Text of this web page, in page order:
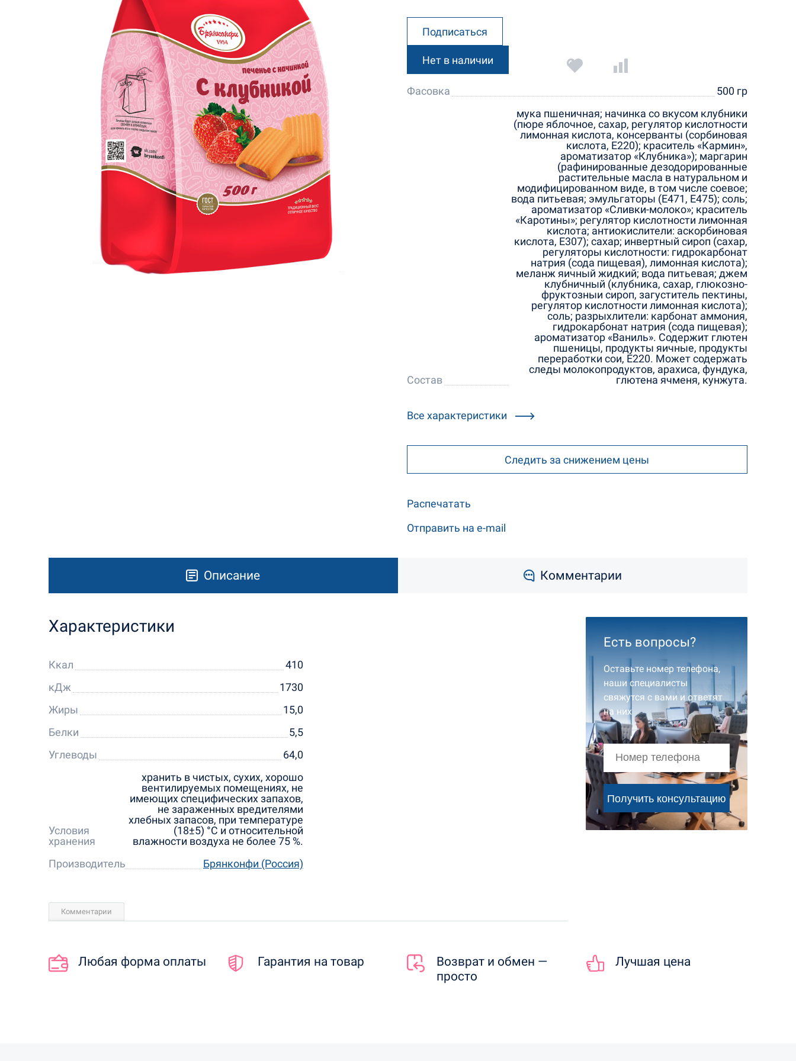
Подписаться
Нет в наличии
Фасовка 500 гр
Состав
мука пшеничная; начинка со вкусом клубники
(пюре яблочное, сахар, регулятор кислотности
лимонная кислота, консерванты (сорбиновая
кислота, Е220); краситель «Кармин»,
ароматизатор «Клубника»); маргарин
(рафинированные дезодорированные
растительные масла в натуральном и
модифицированном виде, в том числе соевое;
вода питьевая; эмульгаторы (Е471, Е475); соль;
ароматизатор «Сливки-молоко»; краситель
«Каротины»; регулятор кислотности лимонная
кислота; антиокислители: аскорбиновая
кислота, Е307); сахар; инвертный сироп (сахар,
регуляторы кислотности: гидрокарбонат
натрия (сода пищевая), лимонная кислота);
меланж яичный жидкий; вода питьевая; джем
клубничный (клубника, сахар, глюкозно-
фруктозныи сироп, загуститель пектины,
регулятор кислотности лимонная кислота);
соль; разрыхлители: карбонат аммония,
гидрокарбонат натрия (сода пищевая);
ароматизатор «Ваниль». Содержит глютен
пшеницы, продукты яичные, продукты
переработки сои, Е220. Может содержать
следы молокопродуктов, арахиса, фундука,
глютена ячменя, кунжута.
Все характеристики
Следить за снижением цены
Распечатать
Отправить на e-mail
Описание Комментарии
Характеристики
Ккал
410
кДж
1730
Жиры
15,0
Белки
5,5
Углеводы
64,0
Условия
хранения
хранить в чистых, сухих, хорошо
вентилируемых помещениях, не
имеющих специфических запахов,
не зараженных вредителями
хлебных запасов, при температуре
(18±5) °С и относительной
влажности воздуха не более 75 %.
Производитель
Брянконфи (Россия)
Комментарии
Есть вопросы?
Оставьте номер телефона,
наши специалисты
свяжутся с вами и ответят
на них
Любая форма оплаты Гарантия на товар
Возврат и обмен —
просто
Лучшая цена